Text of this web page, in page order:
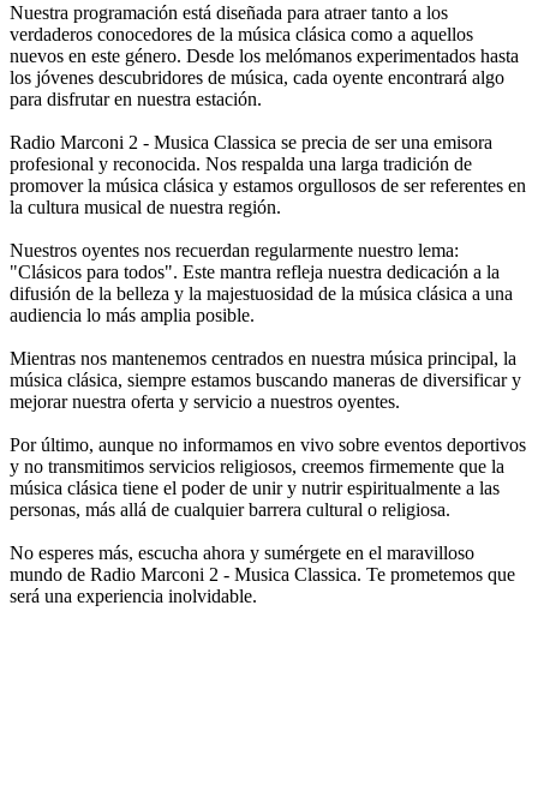
Nuestra programación está diseñada para atraer tanto a los
verdaderos conocedores de la música clásica como a aquellos
nuevos en este género. Desde los melómanos experimentados hasta
los jóvenes descubridores de música, cada oyente encontrará algo
para disfrutar en nuestra estación.
Radio Marconi 2 - Musica Classica se precia de ser una emisora
profesional y reconocida. Nos respalda una larga tradición de
promover la música clásica y estamos orgullosos de ser referentes en
la cultura musical de nuestra región.
Nuestros oyentes nos recuerdan regularmente nuestro lema:
"Clásicos para todos". Este mantra refleja nuestra dedicación a la
difusión de la belleza y la majestuosidad de la música clásica a una
audiencia lo más amplia posible.
Mientras nos mantenemos centrados en nuestra música principal, la
música clásica, siempre estamos buscando maneras de diversificar y
mejorar nuestra oferta y servicio a nuestros oyentes.
Por último, aunque no informamos en vivo sobre eventos deportivos
y no transmitimos servicios religiosos, creemos firmemente que la
música clásica tiene el poder de unir y nutrir espiritualmente a las
personas, más allá de cualquier barrera cultural o religiosa.
No esperes más, escucha ahora y sumérgete en el maravilloso
mundo de Radio Marconi 2 - Musica Classica. Te prometemos que
será una experiencia inolvidable.